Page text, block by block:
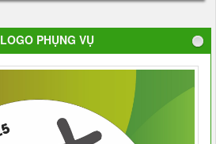
LOGO PHỤNG VỤ